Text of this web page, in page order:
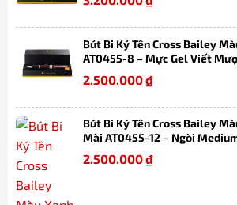
Bút Bi Ký Tên Cross Bailey
AT0455-8 – Mực Gel Viết
Dàng, Kèm Hộp Quà
2.500.000₫
Bút Bi Ký Tên Cross Bailey
Mài AT0455-12 – Ngòi
Mượt, Thay Refill Dễ Dàng
2.500.000₫